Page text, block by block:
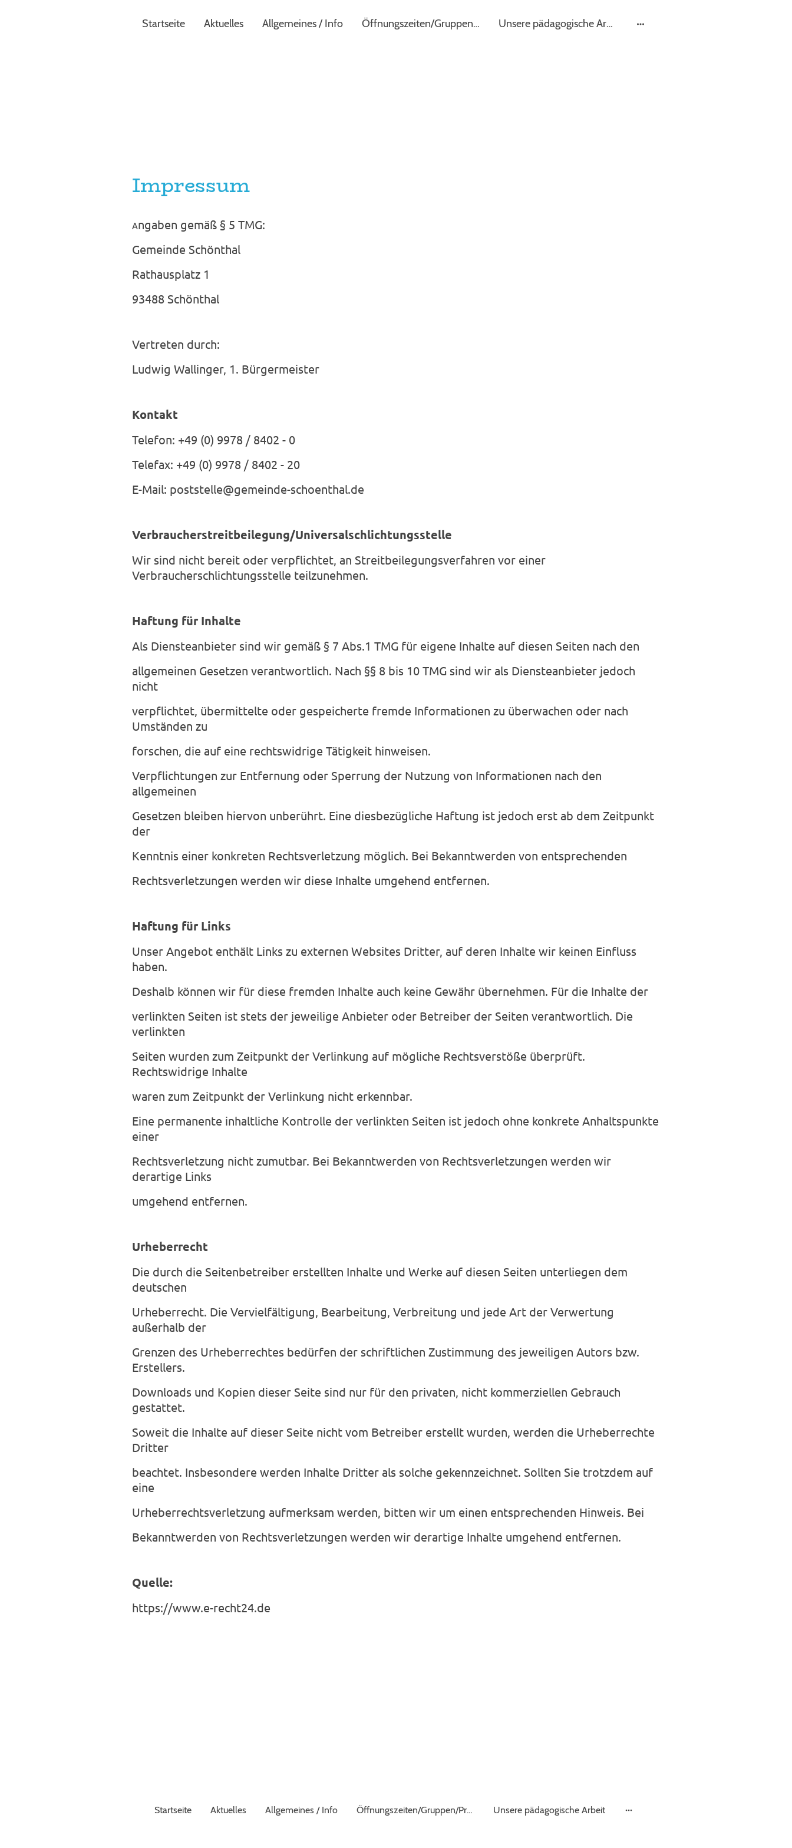
Startseite Aktuelles Allgemeines / Info Öffnungszeiten/Gruppen/Preise Unsere pädagogische Arbeit
Impressum
Angaben gemäß § 5 TMG:
Gemeinde Schönthal
Rathausplatz 1
93488 Schönthal
Vertreten durch:
Ludwig Wallinger, 1. Bürgermeister
Kontakt
Telefon: +49 (0) 9978 / 8402 - 0
Telefax: +49 (0) 9978 / 8402 - 20
E-Mail: poststelle@gemeinde-schoenthal.de
Verbraucherstreitbeilegung/Universalschlichtungsstelle
Wir sind nicht bereit oder verpflichtet, an Streitbeilegungsverfahren vor einer
Verbraucherschlichtungsstelle teilzunehmen.
Haftung für Inhalte
Als Diensteanbieter sind wir gemäß § 7 Abs.1 TMG für eigene Inhalte auf diesen Seiten nach den
allgemeinen Gesetzen verantwortlich. Nach §§ 8 bis 10 TMG sind wir als Diensteanbieter jedoch
nicht
verpflichtet, übermittelte oder gespeicherte fremde Informationen zu überwachen oder nach
Umständen zu
forschen, die auf eine rechtswidrige Tätigkeit hinweisen.
Verpflichtungen zur Entfernung oder Sperrung der Nutzung von Informationen nach den
allgemeinen
Gesetzen bleiben hiervon unberührt. Eine diesbezügliche Haftung ist jedoch erst ab dem Zeitpunkt
der
Kenntnis einer konkreten Rechtsverletzung möglich. Bei Bekanntwerden von entsprechenden
Rechtsverletzungen werden wir diese Inhalte umgehend entfernen.
Haftung für Links
Unser Angebot enthält Links zu externen Websites Dritter, auf deren Inhalte wir keinen Einfluss
haben.
Deshalb können wir für diese fremden Inhalte auch keine Gewähr übernehmen. Für die Inhalte der
verlinkten Seiten ist stets der jeweilige Anbieter oder Betreiber der Seiten verantwortlich. Die
verlinkten
Seiten wurden zum Zeitpunkt der Verlinkung auf mögliche Rechtsverstöße überprüft.
Rechtswidrige Inhalte
waren zum Zeitpunkt der Verlinkung nicht erkennbar.
Eine permanente inhaltliche Kontrolle der verlinkten Seiten ist jedoch ohne konkrete Anhaltspunkte
einer
Rechtsverletzung nicht zumutbar. Bei Bekanntwerden von Rechtsverletzungen werden wir
derartige Links
umgehend entfernen.
Urheberrecht
Die durch die Seitenbetreiber erstellten Inhalte und Werke auf diesen Seiten unterliegen dem
deutschen
Urheberrecht. Die Vervielfältigung, Bearbeitung, Verbreitung und jede Art der Verwertung
außerhalb der
Grenzen des Urheberrechtes bedürfen der schriftlichen Zustimmung des jeweiligen Autors bzw.
Erstellers.
Downloads und Kopien dieser Seite sind nur für den privaten, nicht kommerziellen Gebrauch
gestattet.
Soweit die Inhalte auf dieser Seite nicht vom Betreiber erstellt wurden, werden die Urheberrechte
Dritter
beachtet. Insbesondere werden Inhalte Dritter als solche gekennzeichnet. Sollten Sie trotzdem auf
eine
Urheberrechtsverletzung aufmerksam werden, bitten wir um einen entsprechenden Hinweis. Bei
Bekanntwerden von Rechtsverletzungen werden wir derartige Inhalte umgehend entfernen.
Quelle:
https://www.e-recht24.de
Startseite Aktuelles Allgemeines / Info Öffnungszeiten/Gruppen/Preise Unsere pädagogische Arbeit